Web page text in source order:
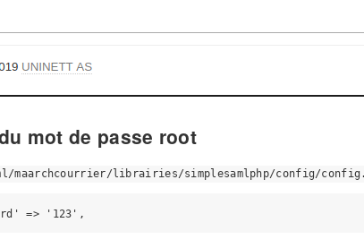
mot de passe root
maarchcourrier/librairies/simplesamlphp/config/